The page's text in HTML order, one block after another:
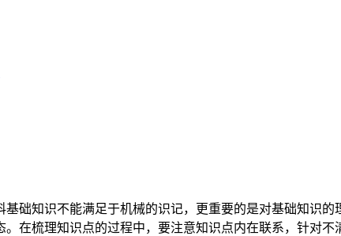
础知识不能满足于机械的识记，更重要的是对基础知识
在梳理知识点的过程中，要注意知识点内在联系，针对